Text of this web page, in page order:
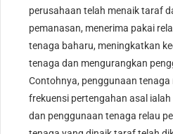
perusahaan telah menaik taraf
pemanasan, menerima pakai
tenaga baharu, meningkatkan
tenaga dan mengurangkan
Contohnya, penggunaan tenaga
frekuensi pertengahan asal
dan penggunaan tenaga relau